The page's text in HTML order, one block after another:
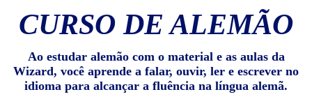
CURSO DE ALEMÃO
Ao estudar alemão com o material e as aulas da
Wizard, você aprende a falar, ouvir, ler e escrever no
idioma para alcançar a fluência na língua alemã.